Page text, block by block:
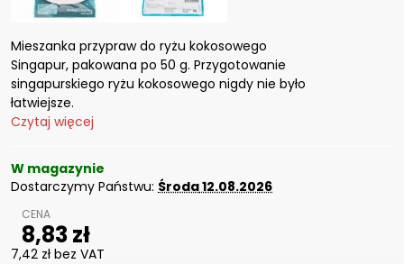
Mieszanka przypraw do ryżu kokosowego
Singapur, pakowana po 50 g. Przygotowanie
singapurskiego ryżu kokosowego nigdy nie było
łatwiejsze.
Czytaj więcej
W magazynie
Dostarczymy Państwu: Środa12.08.2026
8,83 zł
7,42 zł bez VAT